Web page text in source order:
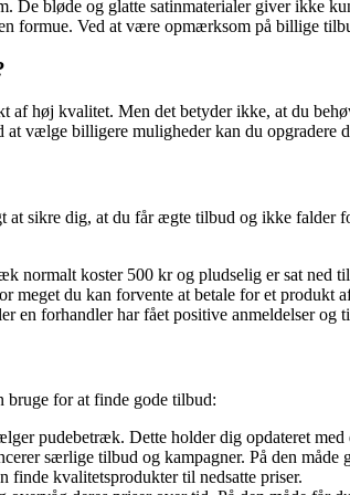
bløde og glatte satinmaterialer giver ikke
formue. Ved at være opmærksom på billige
høj kvalitet. Men det betyder ikke, at du
vælge billigere muligheder kan du
sikre dig, at du får ægte tilbud og ikke
normalt koster 500 kr og pludselig er sat ned
meget du kan forvente at betale for et
en forhandler har fået positive anmeldelser
bruge for at finde gode tilbud:
pudebetræk. Dette holder dig opdateret
særlige tilbud og kampagner. På den måde
finde kvalitetsprodukter til nedsatte priser.